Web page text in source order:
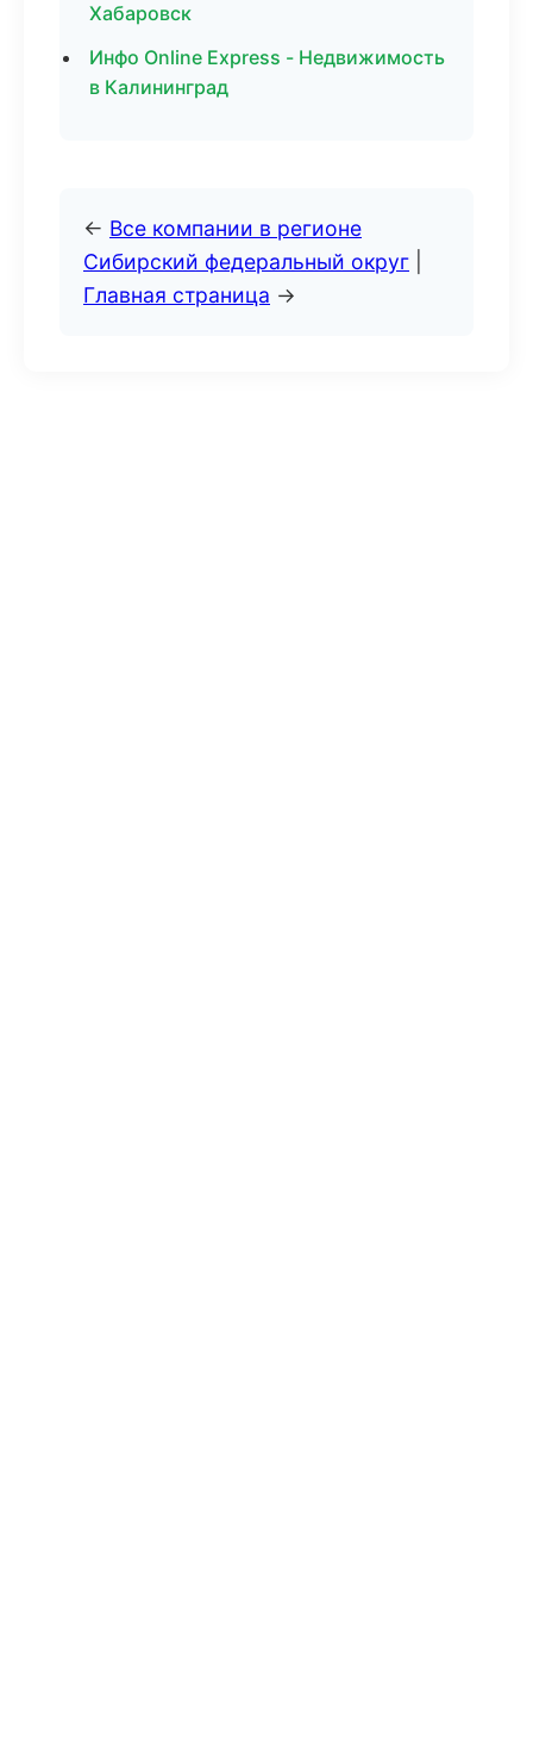
Хабаровск
Инфо Online Express - Недвижимость
в Калининград
← Все компании в регионе
Сибирский федеральный округ
Главная страница →